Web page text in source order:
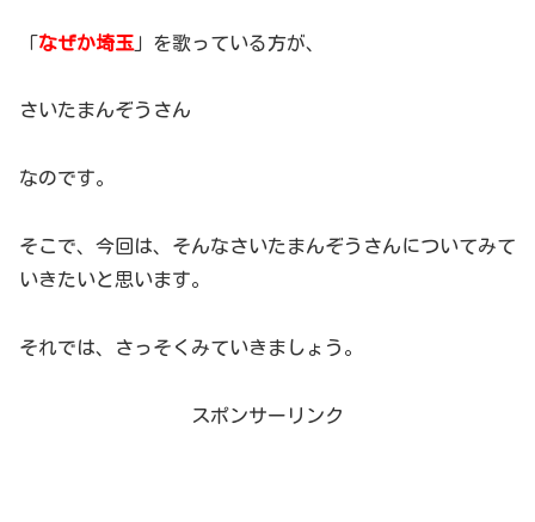
「なぜか埼玉 」を歌っている方が、
さいたまんぞうさん
なのです。
そこで、今回は、そんなさいたまんぞうさんについてみて
いきたいと思います。
それでは、さっそくみていきましょう。
スポンサーリンク